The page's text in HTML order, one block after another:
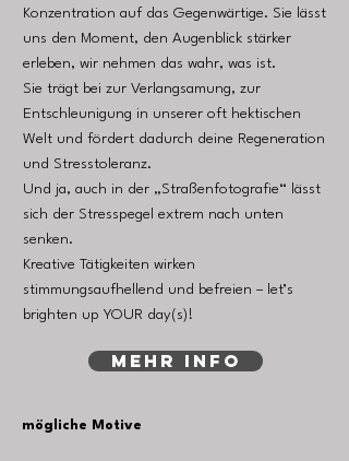
Konzentration auf das Gegenwärtige. Sie lässt
uns den Moment, den Augenblick stärker
erleben, wir nehmen das wahr, was ist.
Sie trägt bei zur Verlangsamung, zur
Entschleunigung in unserer oft hektischen
Welt und fördert dadurch deine Regeneration
und Stresstoleranz.
Und ja, auch in der „Straßenfotografie“ lässt
sich der Stresspegel extrem nach unten
senken.
Kreative Tätigkeiten wirken
stimmungsaufhellend und befreien – let’s
brighten up YOUR day(s)!
mehr info
mögliche Motive